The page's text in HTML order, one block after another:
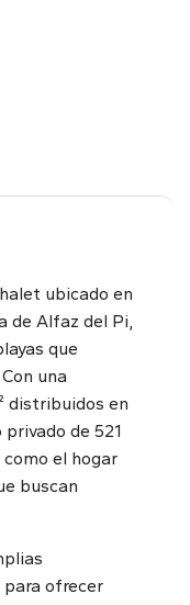
ubicado en
de Alfaz del Pi,
que
una
distribuidos en
de 521
el hogar
buscan
para ofrecer